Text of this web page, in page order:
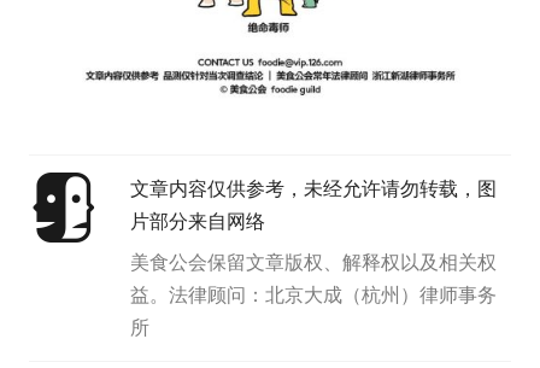
文章内容仅供参考，未经允许请勿转载，图
片部分来自网络
美食公会保留文章版权、解释权以及相关权
益。法律顾问：北京大成（杭州）律师事务
所